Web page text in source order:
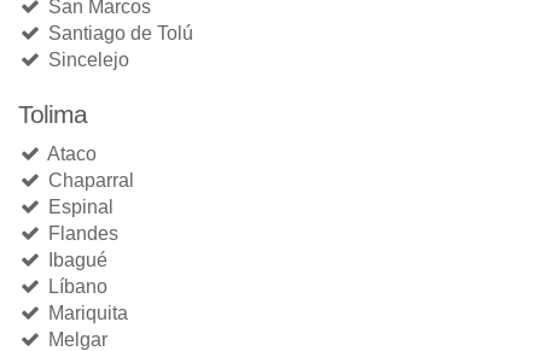
San Marcos
Santiago de Tolú
Sincelejo
Tolima
Ataco
Chaparral
Espinal
Flandes
Ibagué
Líbano
Mariquita
Melgar